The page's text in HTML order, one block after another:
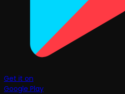
Get it on
Google Play